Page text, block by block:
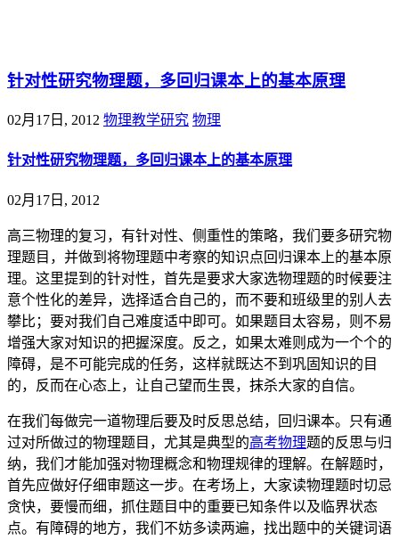
针对性研究物理题，多回归课本上的基本原理
02月17日, 2012 物理教学研究 物理
针对性研究物理题，多回归课本上的基本原理
02月17日, 2012
高三物理的复习，有针对性、侧重性的策略，我们要多研究物
理题目，并做到将物理题中考察的知识点回归课本上的基本原
理。这里提到的针对性，首先是要求大家选物理题的时候要注
意个性化的差异，选择适合自己的，而不要和班级里的别人去
攀比；要对我们自己难度适中即可。如果题目太容易，则不易
增强大家对知识的把握深度。反之，如果太难则成为一个个的
障碍，是不可能完成的任务，这样就既达不到巩固知识的目
的，反而在心态上，让自己望而生畏，抹杀大家的自信。
在我们每做完一道物理后要及时反思总结，回归课本。只有通
过对所做过的物理题目，尤其是典型的高考物理题的反思与归
纳，我们才能加强对物理概念和物理规律的理解。在解题时，
首先应做好仔细审题这一步。在考场上，大家读物理题时切忌
贪快，要慢而细，抓住题目中的重要已知条件以及临界状态
点。有障碍的地方，我们不妨多读两遍，找出题中的关键词语